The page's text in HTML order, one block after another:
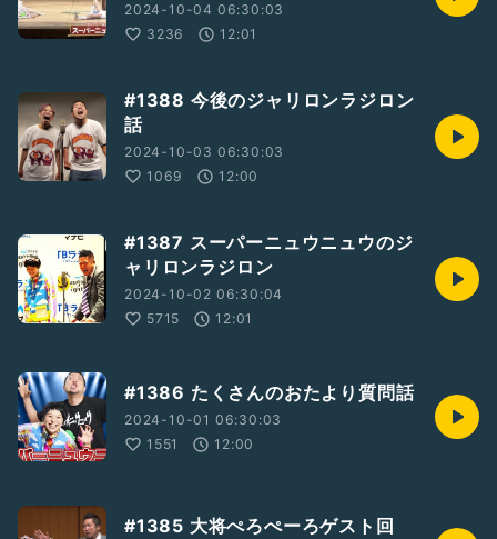
2024-10-04 06:30:03
3236
12:01
#1388 今後のジャリロンラジロン
話
2024-10-03 06:30:03
1069
12:00
#1387 スーパーニュウニュウのジ
ャリロンラジロン
2024-10-02 06:30:04
5715
12:01
#1386 たくさんのおたより質問話
2024-10-01 06:30:03
1551
12:00
#1385 大将ぺろぺーろゲスト回